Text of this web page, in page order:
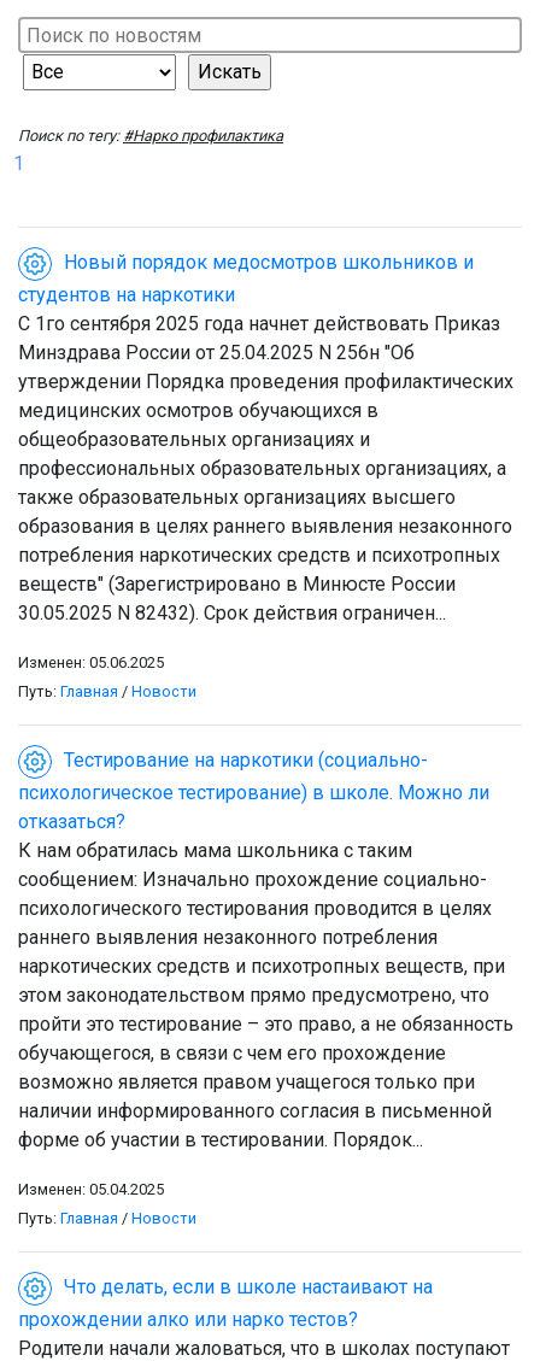
Поиск по тегу: #Нарко профилактика
1
Новый порядок медосмотров школьников и
студентов на наркотики
С 1го сентября 2025 года начнет действовать Приказ
Минздрава России от 25.04.2025 N 256н "Об
утверждении Порядка проведения профилактических
медицинских осмотров обучающихся в
общеобразовательных организациях и
профессиональных образовательных организациях, а
также образовательных организациях высшего
образования в целях раннего выявления незаконного
потребления наркотических средств и психотропных
веществ" (Зарегистрировано в Минюсте России
30.05.2025 N 82432). Срок действия ограничен...
Изменен: 05.06.2025
Путь: Главная / Новости
Тестирование на наркотики (социально-
психологическое тестирование) в школе. Можно ли
отказаться?
К нам обратилась мама школьника с таким
сообщением: Изначально прохождение социально-
психологического тестирования проводится в целях
раннего выявления незаконного потребления
наркотических средств и психотропных веществ, при
этом законодательством прямо предусмотрено, что
пройти это тестирование – это право, а не обязанность
обучающегося, в связи с чем его прохождение
возможно является правом учащегося только при
наличии информированного согласия в письменной
форме об участии в тестировании. Порядок...
Изменен: 05.04.2025
Путь: Главная / Новости
Что делать, если в школе настаивают на
прохождении алко или нарко тестов?
Родители начали жаловаться, что в школах поступают